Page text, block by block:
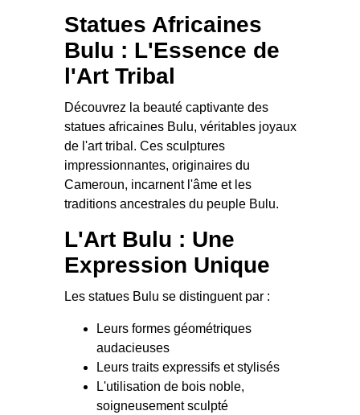
Statues Africaines
Bulu : L'Essence de
l'Art Tribal
Découvrez la beauté captivante des
statues africaines Bulu, véritables joyaux
de l'art tribal. Ces sculptures
impressionnantes, originaires du
Cameroun, incarnent l'âme et les
traditions ancestrales du peuple Bulu.
L'Art Bulu : Une
Expression Unique
Les statues Bulu se distinguent par :
Leurs formes géométriques
audacieuses
Leurs traits expressifs et stylisés
L'utilisation de bois noble,
soigneusement sculpté